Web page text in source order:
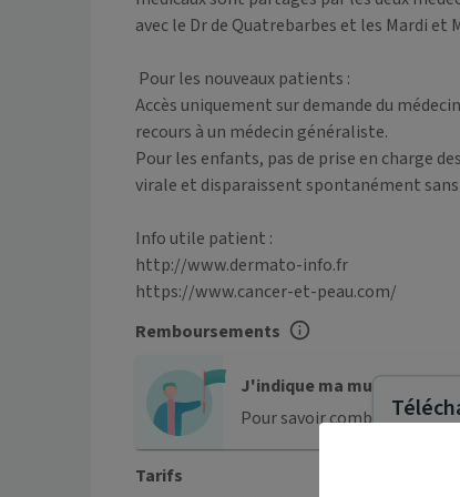
avec le Dr de Quatrebarbes et les Mardi et
Accès uniquement sur demande du
recours à un médecin généraliste.
Pour les enfants, pas de prise en charge
virale et disparaissent spontanément
Info utile patient :
http://www.dermato-info.fr
Remboursements
J'indique ma mutuelle
Pour savoir combien me
Tarifs